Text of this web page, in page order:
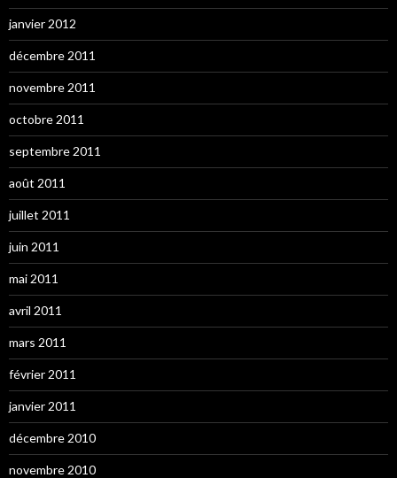
janvier 2012
décembre 2011
novembre 2011
octobre 2011
septembre 2011
août 2011
juillet 2011
juin 2011
mai 2011
avril 2011
mars 2011
février 2011
janvier 2011
décembre 2010
novembre 2010